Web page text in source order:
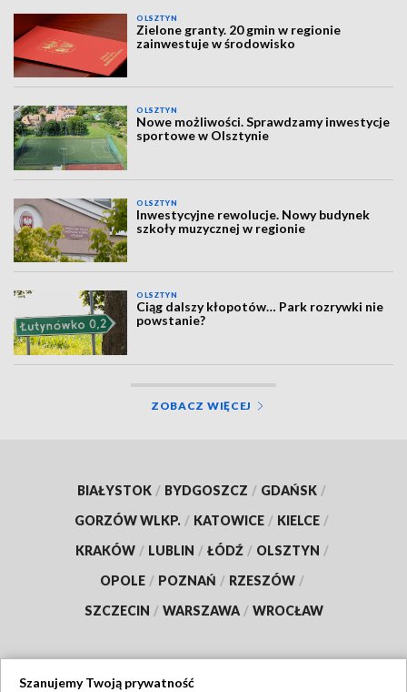
OLSZTYN
Zielone granty. 20 gmin w regionie
zainwestuje w środowisko
OLSZTYN
Nowe możliwości. Sprawdzamy inwestycje
sportowe w Olsztynie
OLSZTYN
Inwestycyjne rewolucje. Nowy budynek
szkoły muzycznej w regionie
OLSZTYN
Ciąg dalszy kłopotów… Park rozrywki nie
powstanie?
ZOBACZ WIĘCEJ
BIAŁYSTOK / BYDGOSZCZ / GDAŃSK /
GORZÓW WLKP. / KATOWICE / KIELCE /
KRAKÓW / LUBLIN / ŁÓDŹ / OLSZTYN /
OPOLE / POZNAŃ / RZESZÓW /
SZCZECIN / WARSZAWA / WROCŁAW
Szanujemy Twoją prywatność